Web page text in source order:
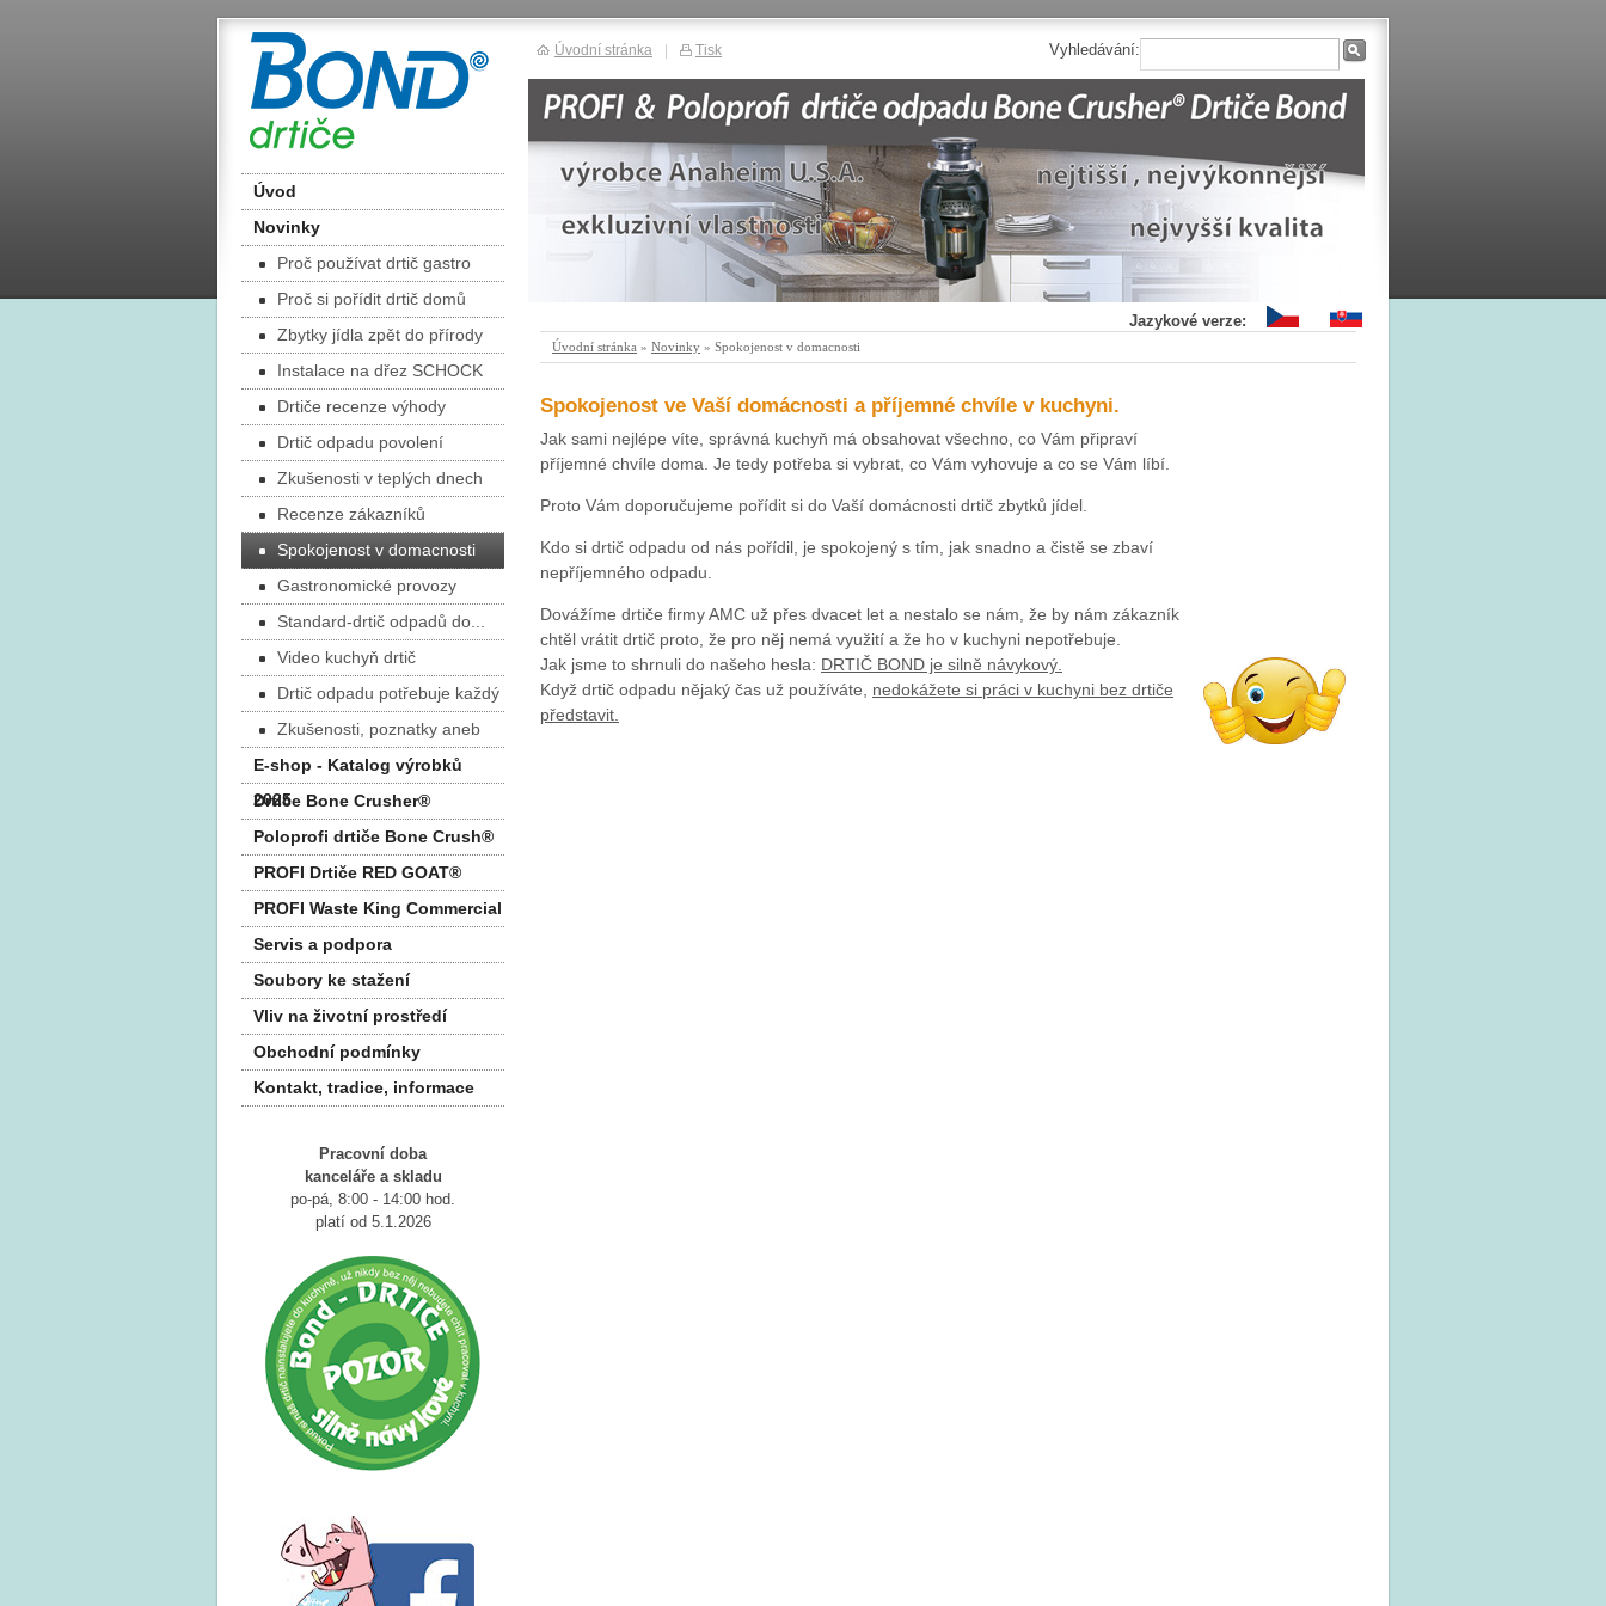
Úvodní stránka » Novinky » Spokojenost v domacnosti
Spokojenost ve Vaší domácnosti a příjemné chvíle v kuchyni.
Jak sami nejlépe víte, správná kuchyň má obsahovat všechno, co Vám připraví
příjemné chvíle doma. Je tedy potřeba si vybrat, co Vám vyhovuje a co se Vám líbí.
Proto Vám doporučujeme pořídit si do Vaší domácnosti drtič zbytků jídel.
Kdo si drtič odpadu od nás pořídil, je spokojený s tím, jak snadno a čistě se zbaví
nepříjemného odpadu.
Dovážíme drtiče firmy AMC už přes dvacet let a nestalo se nám, že by nám zákazník
chtěl vrátit drtič proto, že pro něj nemá využití a že ho v kuchyni nepotřebuje.
Jak jsme to shrnuli do našeho hesla: DRTIČ BOND je silně návykový.
Když drtič odpadu nějaký čas už používáte, nedokážete si práci v kuchyni bez drtiče
představit.
Úvod
Novinky
Proč používat drtič gastro
Proč si pořídit drtič domů
Zbytky jídla zpět do přírody
Instalace na dřez SCHOCK
Drtiče recenze výhody
Drtič odpadu povolení
Zkušenosti v teplých dnech
Recenze zákazníků
Spokojenost v domacnosti
Gastronomické provozy
Standard-drtič odpadů do...
Video kuchyň drtič
Drtič odpadu potřebuje každý
Zkušenosti, poznatky aneb
E-shop - Katalog výrobků
2025
Drtiče Bone Crusher®
Poloprofi drtiče Bone Crush®
PROFI Drtiče RED GOAT®
PROFI Waste King Commercial
Servis a podpora
Soubory ke stažení
Vliv na životní prostředí
Obchodní podmínky
Kontakt, tradice, informace
Jazykové verze:
Pracovní doba
kanceláře a skladu
po-pá, 8:00 - 14:00 hod.
platí od 5.1.2026
Vyhledávání:
Úvodní stránka | Tisk